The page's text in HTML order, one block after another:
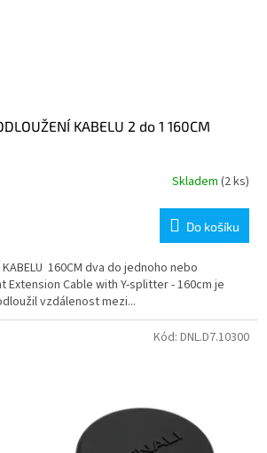
KABELU 2 do 1 160CM
Skladem (2 ks)
Do košíku
KABELU 160CM dva do jednoho nebo
Extension Cable with Y-splitter - 160cm je
vzdálenost mezi...
Kód: DNL.D7.10300